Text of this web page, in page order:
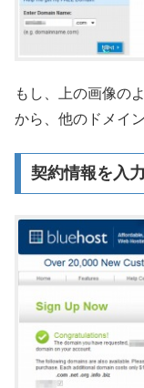
もし、上の画像の
から、他のドメイ
契約情報を入